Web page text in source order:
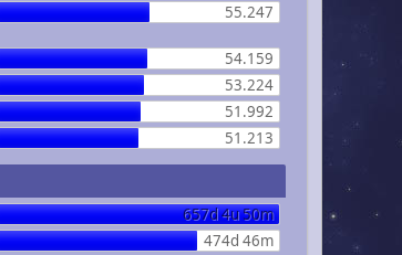
55.247
54.159
53.224
51.992
51.213
657d 4u 50m
474d 46m